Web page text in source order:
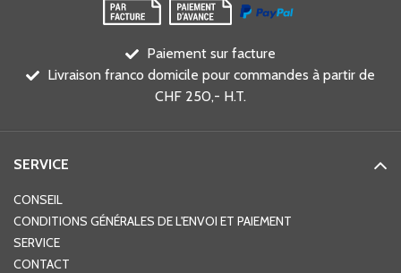
Paiement sur facture
Livraison franco domicile pour commandes à partir de
CHF 250,- H.T.
SERVICE
CONSEIL
CONDITIONS GÉNÉRALES DE L'ENVOI ET PAIEMENT
SERVICE
CONTACT